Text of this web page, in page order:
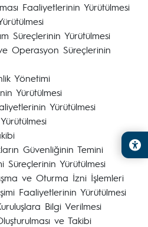
Faaliyetlerinin Yürütülmesi
Süreçlerinin Yürütülmesi
Operasyon Süreçlerinin
Yönetimi
Yürütülmesi
Yürütülmesi
Güvenliğinin Temini
Süreçlerinin Yürütülmesi
ve Oturma İzni İşlemleri
Faaliyetlerinin Yürütülmesi
Bilgi Verilmesi
ve Takibi